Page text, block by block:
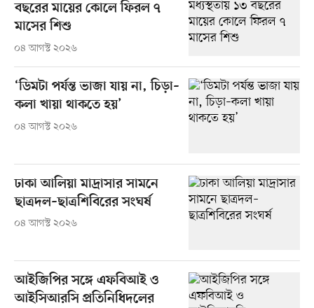
বছরের মায়ের কোলে ফিরল ৭
মাসের শিশু
০৪ আগস্ট ২০২৬
‘ডিমটা পর্যন্ত ভাজা যায় না, চিড়া–
কলা খায়া থাকতে হয়’
০৪ আগস্ট ২০২৬
ঢাকা আলিয়া মাদ্রাসার সামনে
ছাত্রদল–ছাত্রশিবিরের সংঘর্ষ
০৪ আগস্ট ২০২৬
আইজিপির সঙ্গে এফবিআই ও
আইসিআরসি প্রতিনিধিদলের